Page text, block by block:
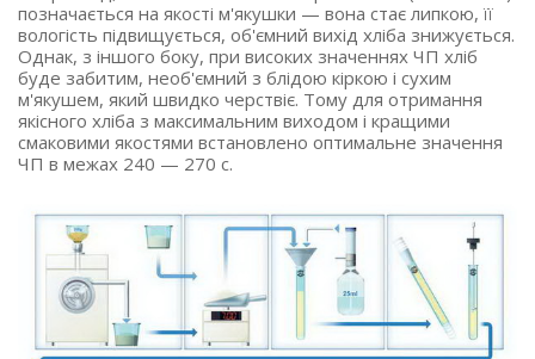
позначається на якості м'якушки — вона стає липкою, її
вологість підвищується, об'ємний вихід хліба знижується.
Однак, з іншого боку, при високих значеннях ЧП хліб
буде забитим, необ'ємний з блідою кіркою і сухим
м'якушем, який швидко черствіє. Тому для отримання
якісного хліба з максимальним виходом і кращими
смаковими якостями встановлено оптимальне значення
ЧП в межах 240 — 270 с.